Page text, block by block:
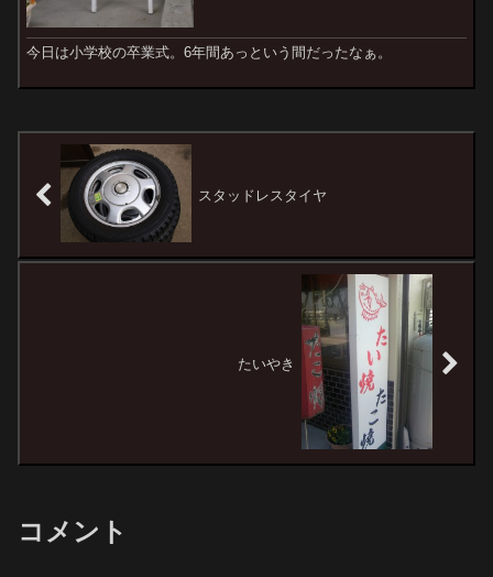
今日は小学校の卒業式。6年間あっという間だったなぁ。
スタッドレスタイヤ
たいやき
コメント